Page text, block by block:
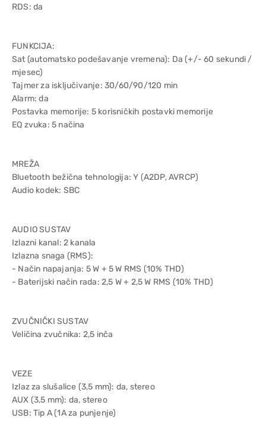
RDS: da
FUNKCIJA:
Sat (automatsko podešavanje vremena): Da (+/- 60 sekundi /
mjesec)
Tajmer za isključivanje: 30/60/90/120 min
Alarm: da
Postavka memorije: 5 korisničkih postavki memorije
EQ zvuka: 5 načina
MREŽA
Bluetooth bežična tehnologija: Y (A2DP, AVRCP)
Audio kodek: SBC
AUDIO SUSTAV
Izlazni kanal: 2 kanala
Izlazna snaga (RMS):
- Način napajanja: 5 W + 5 W RMS (10% THD)
- Baterijski način rada: 2,5 W + 2,5 W RMS (10% THD)
ZVUČNIČKI SUSTAV
Veličina zvučnika: 2,5 inča
VEZE
Izlaz za slušalice (3,5 mm): da, stereo
AUX (3,5 mm): da, stereo
USB: Tip A (1A za punjenje)